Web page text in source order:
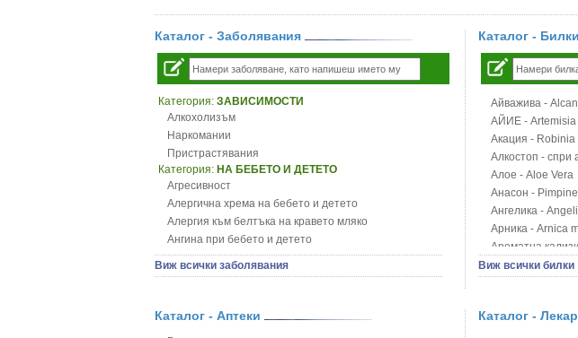
Каталог - Заболявания
Категория: ЗАВИСИМОСТИ
Алкохолизъм
Наркомании
Пристрастявания
Категория: НА БЕБЕТО И ДЕТЕТО
Агресивност
Алергична хрема на бебето и детето
Алергия към белтъка на кравето мляко
Ангина при бебето и детето
Анемия при бебето и детето
Апетит - пълни деца
Безапетитие при бебето и детето
Виж всички заболявания
Каталог - Билки
Айважива -
АЙИЕ - Artemisia
Акация -
Алкостоп - спри
Алое - Aloe Vera
Анасон -
Ангелика -
Арника - Arnica
Ароматна
Арония - Sorbus
Блатен аир -
Виж всички билки
Каталог - Аптеки Каталог -